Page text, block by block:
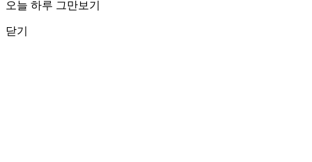
오늘 하루 그만보기
닫기